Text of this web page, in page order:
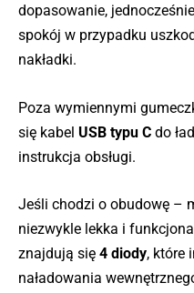
dopasowanie,
spokój w przypadku
nakładki.
Poza wymiennymi
się kabel USB typu C do
instrukcja obsługi.
Jeśli chodzi o obudowę –
niezwykle lekka i
znajdują się 4 diody, które
naładowania